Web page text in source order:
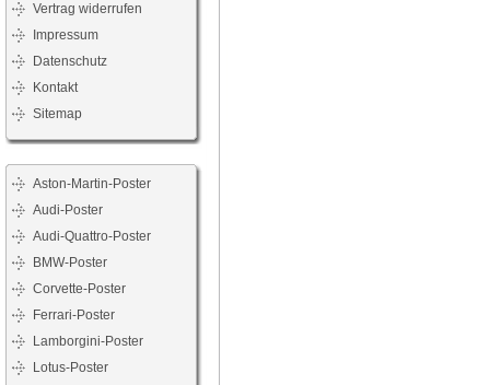
Vertrag widerrufen
Impressum
Datenschutz
Kontakt
Sitemap
Aston-Martin-Poster
Audi-Poster
Audi-Quattro-Poster
BMW-Poster
Corvette-Poster
Ferrari-Poster
Lamborgini-Poster
Lotus-Poster